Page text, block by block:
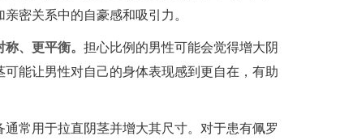
密关系中的自豪感和吸引力。
、更平衡。 担心比例的男性可能会觉得增大阴
能让男性对自己的身体表现感到更自在，有助
通常用于拉直阴茎并增大其尺寸。对于患有佩罗